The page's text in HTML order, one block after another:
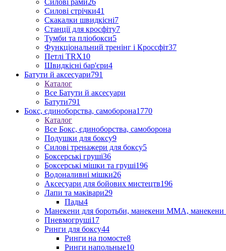
Силові рами26
Силові стрічки41
Скакалки швидкісні7
Станції для кросфіту7
Тумби та пліобокси5
Функціональний тренінг і Кроссфіт37
Петлі TRX10
Швидкісні бар'єри4
Батути й аксесуари791
Каталог
Все Батути й аксесуари
Батути791
Бокс, єдиноборства, самоборона1770
Каталог
Все Бокс, єдиноборства, самоборона
Подушки для боксу9
Силові тренажери для боксу5
Боксерські груші36
Боксерські мішки та груші196
Водоналивні мішки26
Аксесуари для бойових мистецтв196
Лапи та маківари29
Пады4
Манекени для боротьби, манекени ММА, манекени
Пневмогруші17
Ринги для боксу44
Ринги на помосте8
Ринги напольные10